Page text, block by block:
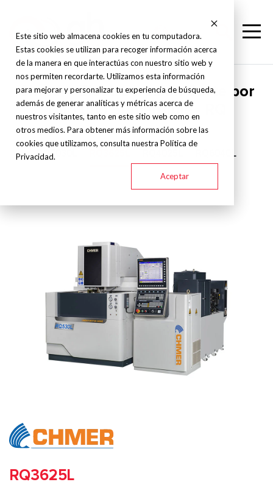
Este sitio web almacena cookies en tu computadora.
Estas cookies se utilizan para recoger información acerca
de la manera en que interactúas con nuestro sitio web y
nos permiten recordarte. Utilizamos esta información
para mejorar y personalizar tu experiencia de búsqueda,
además de generar analíticas y métricas acerca de
nuestros visitantes, tanto en este sitio web como en
otros medios. Para obtener más información sobre las
cookies que utilizamos, consulta nuestra Política de
Privacidad.
Aceptar
Chmer - Electroerosión Corte por
Hilo tipo Sumergible - RQ
RQ5030L RQ6040L
RQ3625L